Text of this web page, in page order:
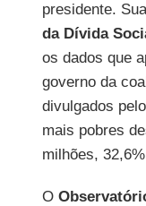
presidente.
da Dívida
os dados que
governo da
divulgados
mais pobres
milhões,
O